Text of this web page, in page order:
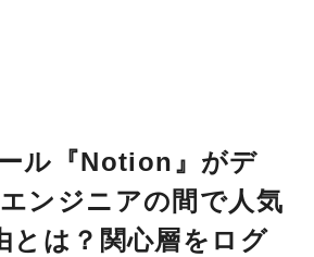
ル『Notion』がデ
ンジニアの間で人気
とは？関心層をログ